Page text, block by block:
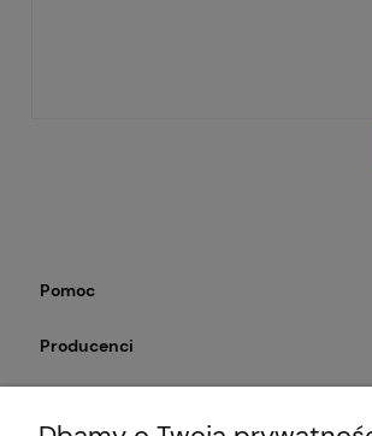
Pomoc
Producenci